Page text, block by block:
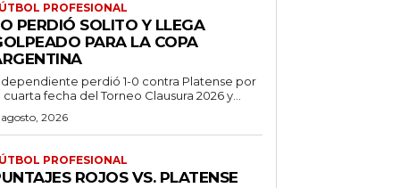
PROFESIONAL
PERDIÓ SOLITO Y LLEGA
PARA LA COPA
perdió 1-0 contra Platense por
cuarta fecha del Torneo Clausura 2026 y...
2026
PROFESIONAL
ROJOS VS. PLATENSE